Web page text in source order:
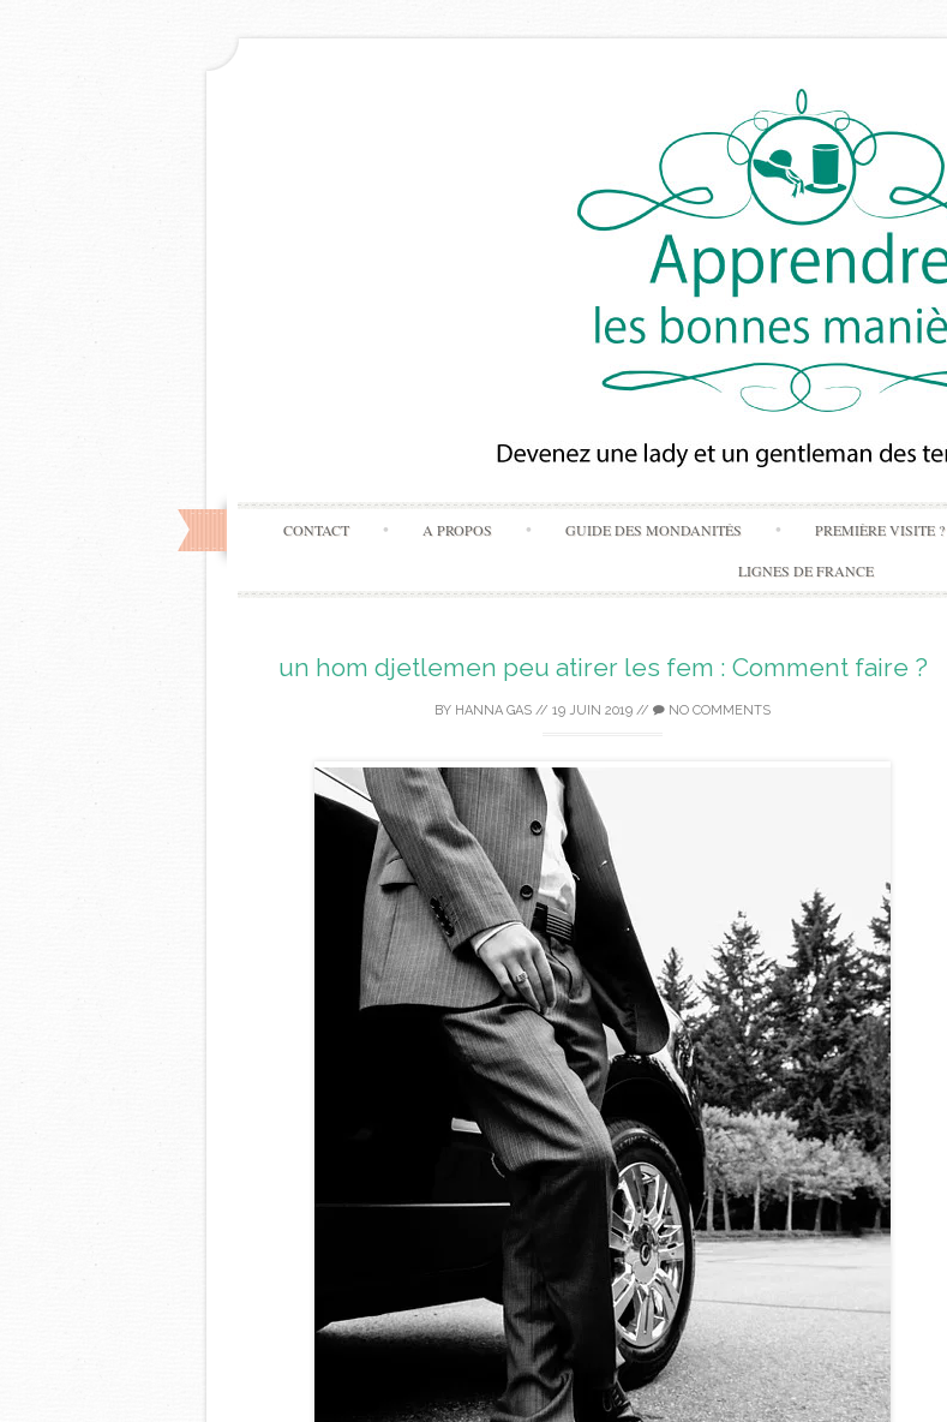
Skip
to
content
CONTACT A PROPOS GUIDE DES MONDANITÉS PREMIÈRE VISITE ?
LIGNES DE FRANCE
un hom djetlemen peu atirer les fem : Comment faire ?
BY HANNA GAS // 19 JUIN 2019 // NO COMMENTS